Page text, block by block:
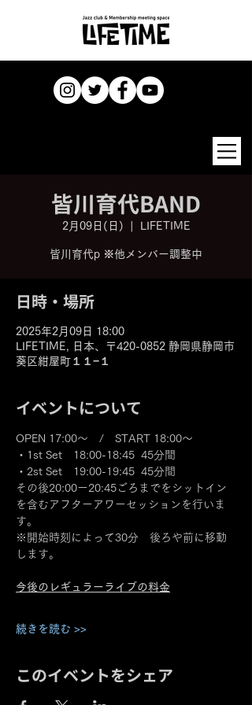
皆川育代BAND
2月09日(日) LIFETIME
皆川育代p ※他メンバー調整中
日時・場所
2025年2月09日 18:00
LIFETIME, 日本、〒420-0852 静岡県静岡市
葵区紺屋町１１−１
イベントについて
OPEN 17:00～　/　START 18:00～
・1st Set　18:00-18:45  45分間
・2st Set　19:00-19:45  45分間
その後20:00ー20:45ごろまでをシットイン
を含むアフターアワーセッションを行いま
す。
※開始時刻によって30分　後ろや前に移動
します。
今後のレギュラーライブの料金
続きを読む >>
このイベントをシェア